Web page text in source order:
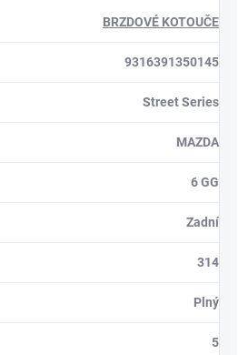
BRZDOVÉ KOTOUČE
9316391350145
Street Series
MAZDA
6 GG
Zadní
314
Plný
5